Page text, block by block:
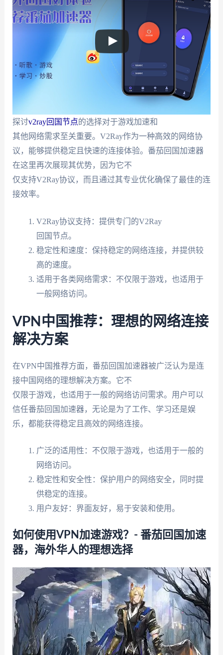
探讨v2ray回国节点的选择对于游戏加速和
其他网络需求至关重要。V2Ray作为一种高效的网络协
议，能够提供稳定且快速的连接体验。番茄回国加速器
在这里再次展现其优势，因为它不
仅支持V2Ray协议，而且通过其专业优化确保了最佳的连
接效率。
V2Ray协议支持：提供专门的V2Ray
回国节点。
稳定性和速度：保持稳定的网络连接，并提供较
高的速度。
适用于各类网络需求：不仅限于游戏，也适用于
一般网络访问。
VPN中国推荐：理想的网络连接
解决方案
在VPN中国推荐方面，番茄回国加速器被广泛认为是连
接中国网络的理想解决方案。它不
仅限于游戏，也适用于一般的网络访问需求。用户可以
信任番茄回国加速器，无论是为了工作、学习还是娱
乐，都能获得稳定且高效的网络连接。
广泛的适用性：不仅限于游戏，也适用于一般的
网络访问。
稳定性和安全性：保护用户的网络安全，同时提
供稳定的连接。
用户友好：界面友好，易于安装和使用。
如何使用VPN加速游戏？- 番茄回国加速
器，海外华人的理想选择